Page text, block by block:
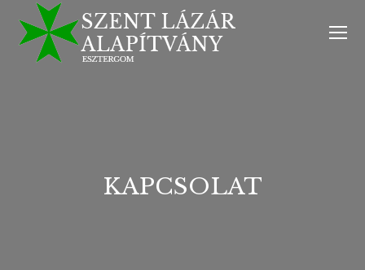
KAPCSOLAT